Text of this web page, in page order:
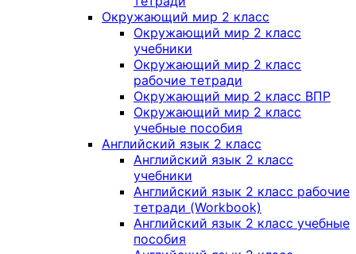
Окружающий мир 2 класс
Окружающий мир 2 класс
учебники
Окружающий мир 2 класс
рабочие тетради
Окружающий мир 2 класс ВПР
Окружающий мир 2 класс
учебные пособия
Английский язык 2 класс
Английский язык 2 класс
учебники
Английский язык 2 класс рабочие
тетради (Workbook)
Английский язык 2 класс учебные
пособия